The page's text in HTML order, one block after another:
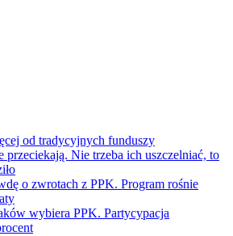
od tradycyjnych funduszy
przeciekają. Nie trzeba ich uszczelniać, to
o zwrotach z PPK. Program rośnie
wybiera PPK. Partycypacja